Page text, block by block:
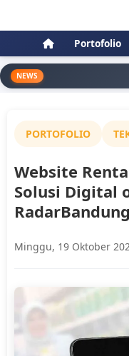
Portofolio
NEWS
PORTOFOLIO
Website
Solusi Digital
Minggu, 19 Oktober